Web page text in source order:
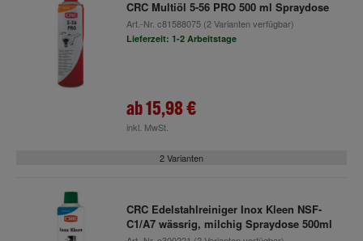
CRC Multiöl 5-56 PRO 500 ml Spraydose
Art.-Nr. c81588075(2 Varianten verfügbar)
Lieferzeit: 1-2 Arbeitstage
ab15,98 €
inkl. MwSt.
2 Varianten
CRC Edelstahlreiniger Inox Kleen NSF-
C1/A7 wässrig, milchig Spraydose 500ml